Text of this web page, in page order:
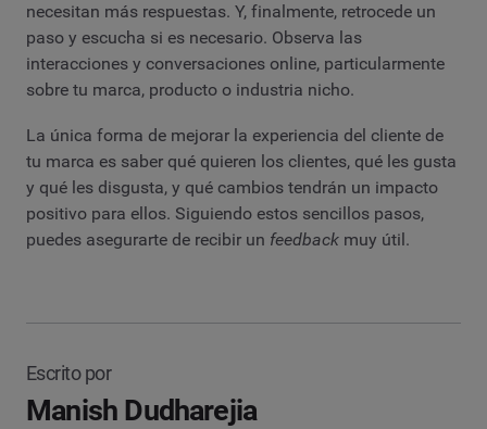
necesitan más respuestas. Y, finalmente, retrocede un
paso y escucha si es necesario. Observa las
interacciones y conversaciones online, particularmente
sobre tu marca, producto o industria nicho.
La única forma de mejorar la experiencia del cliente de
tu marca es saber qué quieren los clientes, qué les gusta
y qué les disgusta, y qué cambios tendrán un impacto
positivo para ellos. Siguiendo estos sencillos pasos,
puedes asegurarte de recibir un feedback muy útil.
Escrito por
Manish Dudharejia